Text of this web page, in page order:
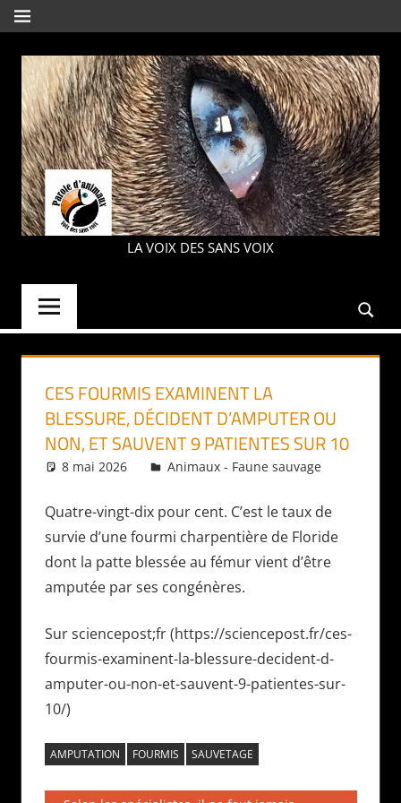
Aller
au
contenu
MENU
PAROLE
LA VOIX DES SANS VOIX
CES FOURMIS EXAMINENT LA
BLESSURE, DÉCIDENT D’AMPUTER OU
NON, ET SAUVENT 9 PATIENTES SUR 10
8 mai 2026 Daniel
Animaux - Faune sauvage
Quatre-vingt-dix pour cent. C’est le taux de
survie d’une fourmi charpentière de Floride
dont la patte blessée au fémur vient d’être
amputée par ses congénères.
Sur sciencepost;fr (https://sciencepost.fr/ces-
fourmis-examinent-la-blessure-decident-d-
amputer-ou-non-et-sauvent-9-patientes-sur-
10/)
AMPUTATION FOURMIS SAUVETAGE